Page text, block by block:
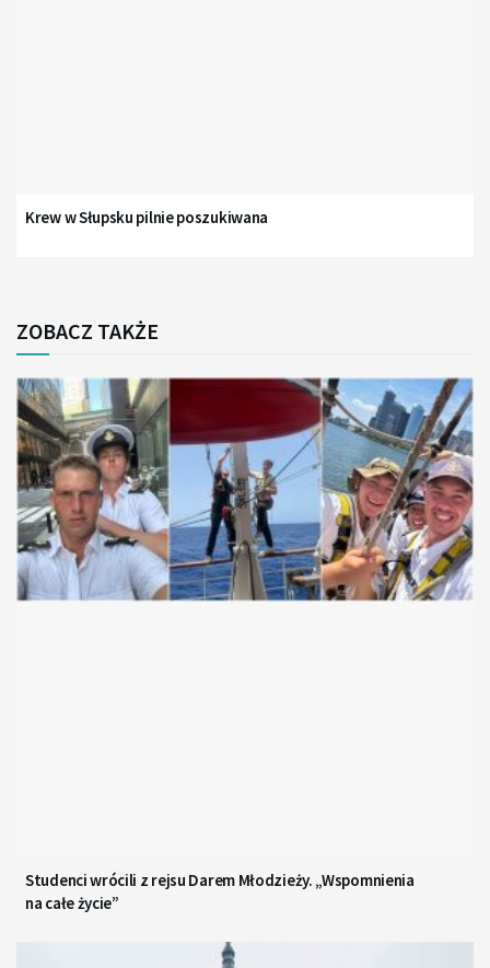
Krew w Słupsku pilnie poszukiwana
ZOBACZ TAKŻE
Studenci wrócili z rejsu Darem Młodzieży. „Wspomnienia
na całe życie”